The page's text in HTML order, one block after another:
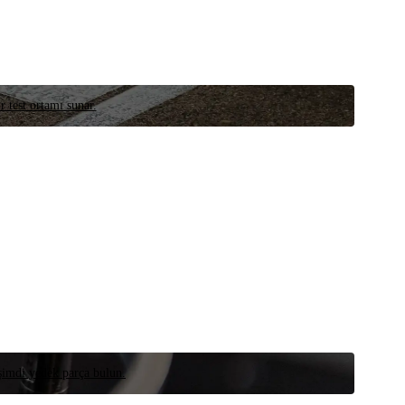
test ortamı sunar.
yedek parça bulun.